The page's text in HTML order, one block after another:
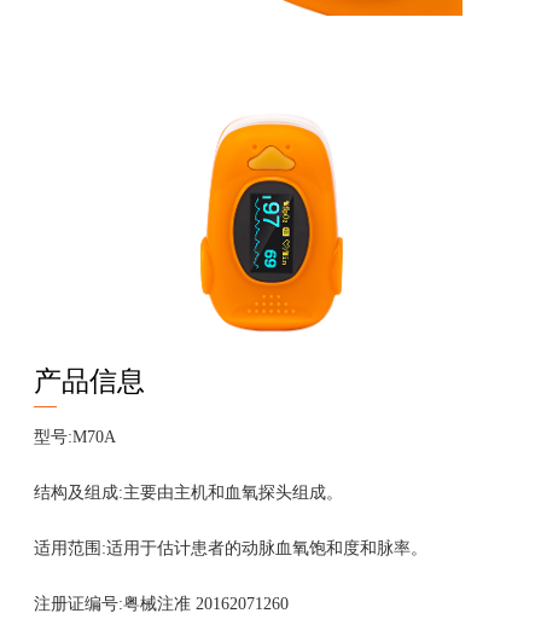
产品信息
型号:M70A
结构及组成:主要由主机和血氧探头组成。
适用范围:适用于估计患者的动脉血氧饱和度和脉率。
注册证编号:粤械注准 20162071260